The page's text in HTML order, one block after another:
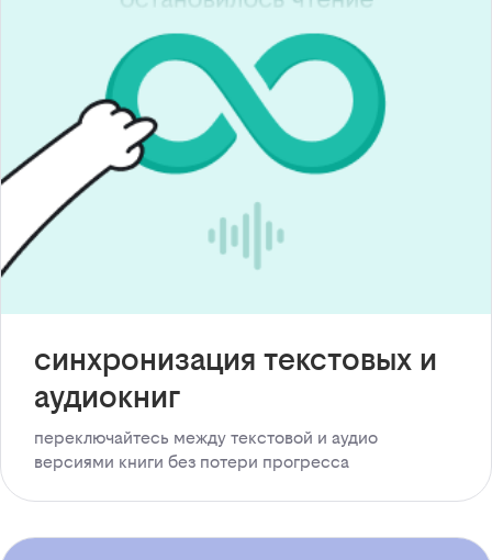
синхронизация текстовых и
аудиокниг
переключайтесь между текстовой и аудио
версиями книги без потери прогресса